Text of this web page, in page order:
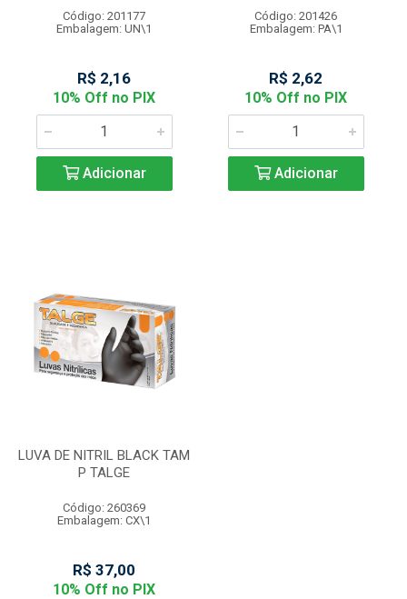
Código: 201177
Embalagem: UN\1
R$ 2,16
10% Off no PIX
Adicionar
Código: 201426
Embalagem: PA\1
R$ 2,62
10% Off no PIX
Adicionar
LUVA DE NITRIL BLACK TAM
P TALGE
Código: 260369
Embalagem: CX\1
R$ 37,00
10% Off no PIX